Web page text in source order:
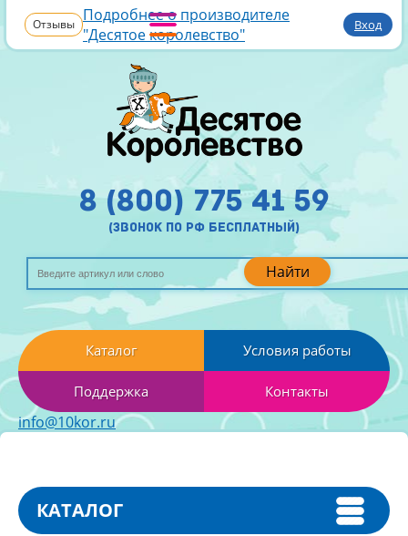
Отзывы Подробнее о производителе
"Десятое королевство"
Вход
Найти
8 (800) 775 41 59
(звонок по рф бесплатный)
Каталог Условия работы
Поддержка Контакты
info@10kor.ru
КАТАЛОГ